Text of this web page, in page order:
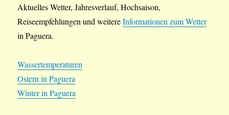
Aktuelles Wetter, Jahresverlauf, Hochsaison,
Reiseempfehlungen und weitereInformationen zum Wetter
in Paguera.
Wassertemperaturen
Ostern in Paguera
Winter in Paguera